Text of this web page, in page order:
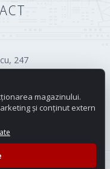
247
- 18:00
magazinului.
și conținut extern